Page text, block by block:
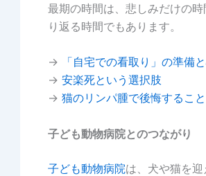
最期の時間は、悲しみだけの
り返る時間でもあります。
→
「自宅での看取り」の準備
→ 安楽死という選択肢
→ 猫のリンパ腫で後悔するこ
子ども動物病院とのつながり
子ども動物病院は、犬や猫を